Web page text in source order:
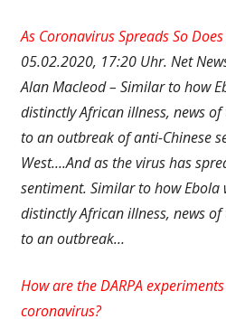
As Coronavirus Spreads So
05.02.2020, 17:20 Uhr. Net
Alan Macleod – Similar to how
distinctly African illness, news
to an outbreak of anti-Chinese
West….And as the virus has
sentiment. Similar to how Ebola
distinctly African illness, news
to an outbreak…
How are the DARPA
coronavirus?